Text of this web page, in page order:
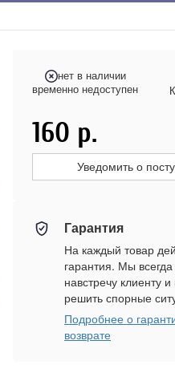
нет в наличии
временно недоступен
160 р.
Уведомить о
Гарантия
На каждый товар
гарантия. Мы
навстречу клиенту
решить спорные
Подробнее о
возврате